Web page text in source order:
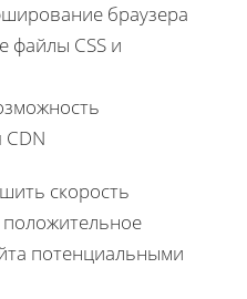
браузера
файлы CSS и
скорость
положительное
потенциальными